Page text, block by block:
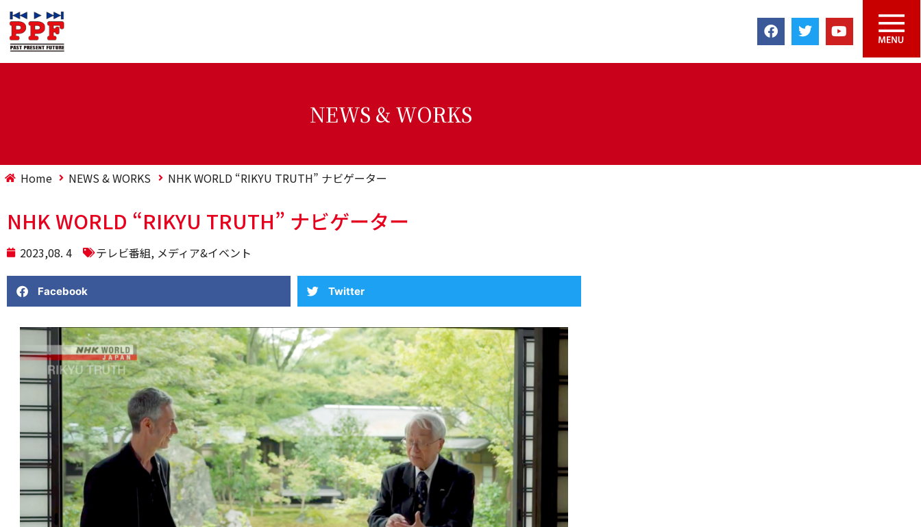
NEWS & WORKS
Home NEWS & WORKS NHK WORLD “RIKYU TRUTH” ナビゲーター
NHK WORLD “RIKYU TRUTH” ナビゲーター
2023,08. 4 テレビ番組, メディア&イベント
Facebook Twitter